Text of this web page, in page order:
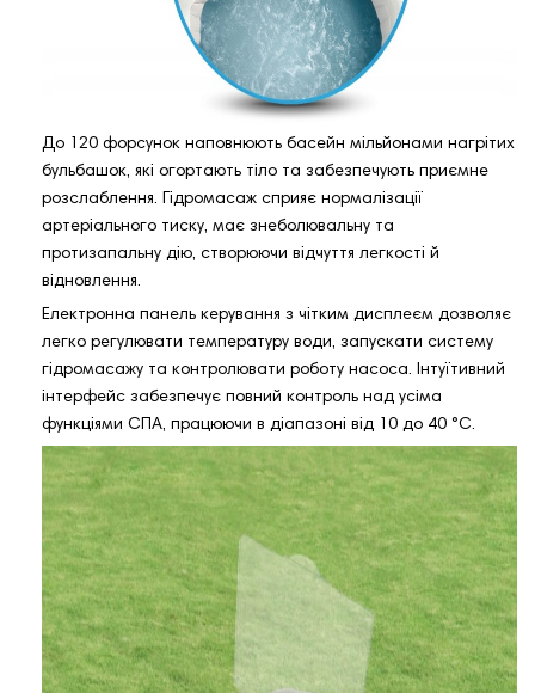
До 120 форсунок наповнюють басейн мільйонами нагрітих
бульбашок, які огортають тіло та забезпечують приємне
розслаблення. Гідромасаж сприяє нормалізації
артеріального тиску, має знеболювальну та
протизапальну дію, створюючи відчуття легкості й
відновлення.
Електронна панель керування з чітким дисплеєм дозволяє
легко регулювати температуру води, запускати систему
гідромасажу та контролювати роботу насоса. Інтуїтивний
інтерфейс забезпечує повний контроль над усіма
функціями СПА, працюючи в діапазоні від 10 до 40 °C.